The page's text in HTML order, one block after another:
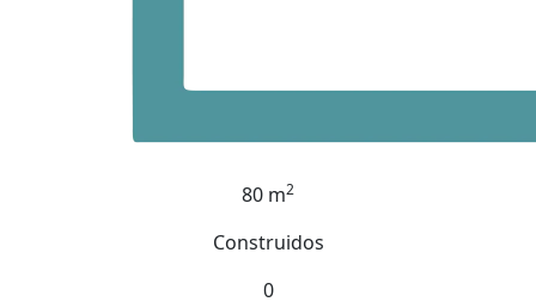
80 m2
Construidos
0